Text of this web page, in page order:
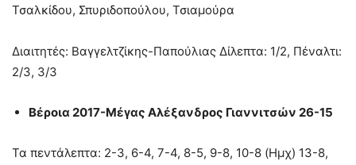
Τσαλκίδου, Σπυριδοπούλου, Τσιαμούρα
Διαιτητές: Βαγγελτζίκης-Παπούλιας Δίλεπτα: 1/2, Πέναλτι:
2/3, 3/3
Βέροια 2017-Μέγας Αλέξανδρος Γιαννιτσών 26-15
Τα πεντάλεπτα: 2-3, 6-4, 7-4, 8-5, 9-8, 10-8 (Ημχ) 13-8,